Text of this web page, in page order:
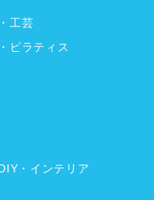
工芸
ピラティス
・インテリア